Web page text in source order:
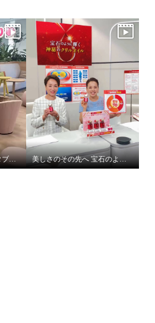
北條キャスト×３０周年タブレットにシール貼り 美しさのその先へ 宝石のように輝く 神秘のオイル レッドオメガ１００